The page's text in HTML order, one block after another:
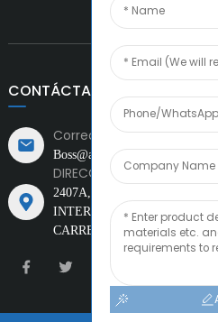
CONTÁCTANOS
Correo electrónico:
Boss@amiacero.com
DIRECCIÓN:
2407A, CHOW TAI FOOK
INTERSECCIÓN DE LA
CARRETERA XINCHENG